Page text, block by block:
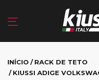
INÍCIO
RACK DE TETO
KIUSSI ADIGE